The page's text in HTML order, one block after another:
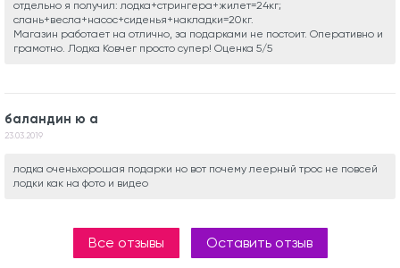
отдельно я получил: лодка+стрингера+жилет=24кг;
слань+весла+насос+сиденья+накладки=20кг.
Магазин работает на отлично, за подарками не постоит. Оперативно и
грамотно. Лодка Ковчег просто супер! Оценка 5/5
баландин ю а
23.03.2019
лодка оченьхорошая подарки но вот почему леерный трос не повсей
лодки как на фото и видео
Все отзывы Оставить отзыв